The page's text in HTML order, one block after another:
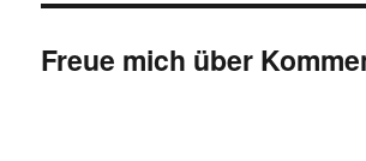
Freue mich über